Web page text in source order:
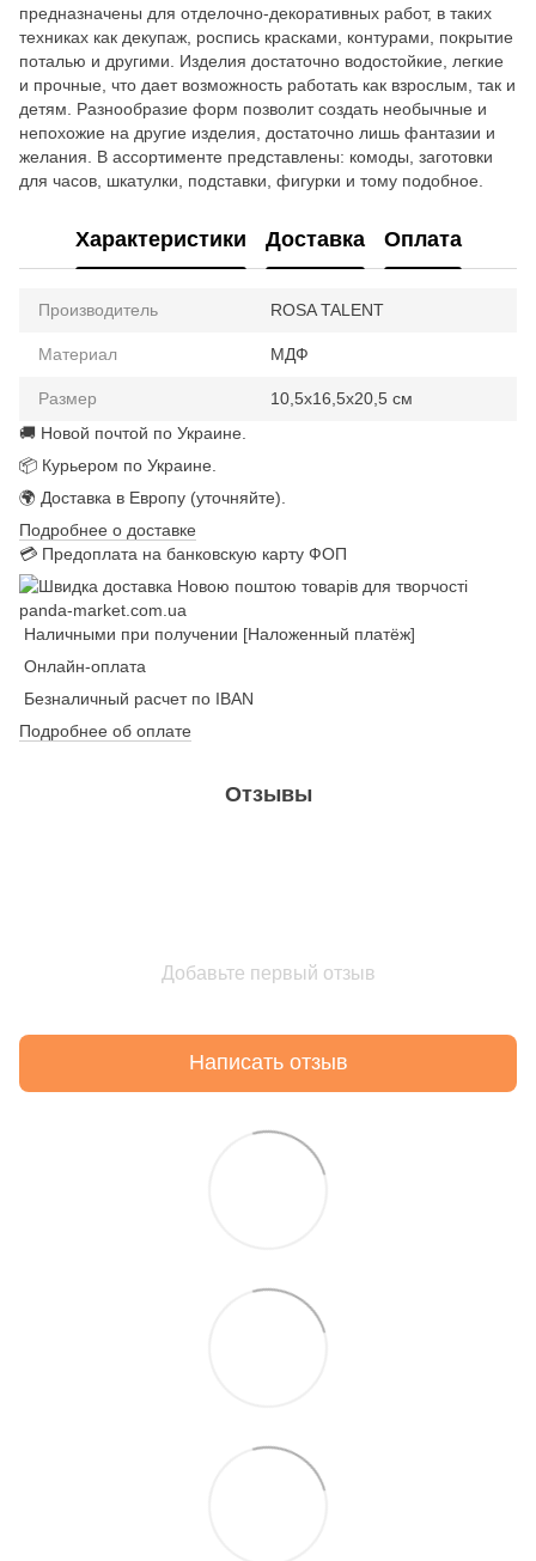
предназначены для отделочно-декоративных работ, в таких
техниках как декупаж, роспись красками, контурами, покрытие
поталью и другими. Изделия достаточно водостойкие, легкие
и прочные, что дает возможность работать как взрослым, так и
детям. Разнообразие форм позволит создать необычные и
непохожие на другие изделия, достаточно лишь фантазии и
желания. В ассортименте представлены: комоды, заготовки
для часов, шкатулки, подставки, фигурки и тому подобное.
Характеристики Доставка Оплата
Производитель ROSA TALENT
Материал МДФ
Размер
10,5х16,5х20,5 см
🚚 Новой почтой по Украине.
📦 Курьером по Украине.
🌍 Доставка в Европу (уточняйте).
Подробнее о доставке
💳 Предоплата на банковскую карту ФОП
Наличными при получении [Наложенный платёж]
Онлайн-оплата
Безналичный расчет по IBAN
Подробнее об оплате
Отзывы
Добавьте первый отзыв
Написать отзыв